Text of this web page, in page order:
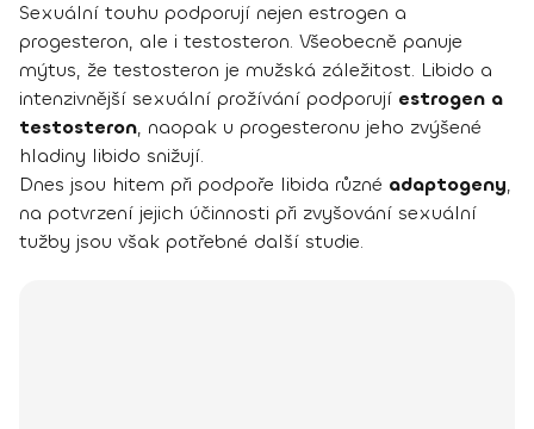
Sexuální touhu podporují nejen estrogen a
progesteron, ale i testosteron. Všeobecně panuje
mýtus, že testosteron je mužská záležitost. Libido a
intenzivnější sexuální prožívání podporují estrogen a
testosteron, naopak u progesteronu jeho zvýšené
hladiny libido snižují.
Dnes jsou hitem při podpoře libida různé adaptogeny,
na potvrzení jejich účinnosti při zvyšování sexuální
tužby jsou však potřebné další studie.